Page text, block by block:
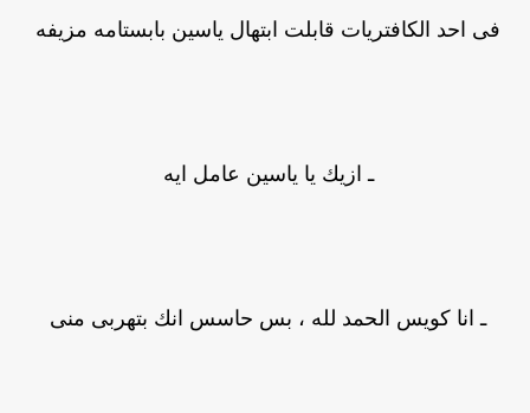
فى احد الكافتريات قابلت ابتهال ياسين بابستامه مزيفه
ـ ازيك يا ياسين عامل ايه
ـ انا كويس الحمد لله ، بس حاسس انك بتهربى منى